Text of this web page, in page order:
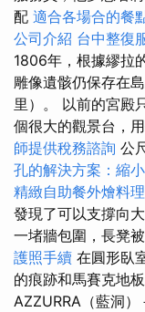
配 適合各場合的餐
公司介紹 台中整復
1806年，根據繆拉
雕像遺骸仍保存在
里）。 以前的宮殿
個很大的觀景台，
師提供稅務諮詢 公
孔的解決方案：縮
精緻自助餐外燴料理
發現了可以支撐向
一堵牆包圍，長凳
護照手續 在圓形臥
的痕跡和馬賽克地
AZZURRA（藍洞